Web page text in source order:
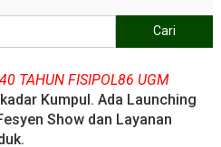
untuk:
TAHUN FISIPOL86 UGM
Kumpul. Ada Launching
Show dan Layanan